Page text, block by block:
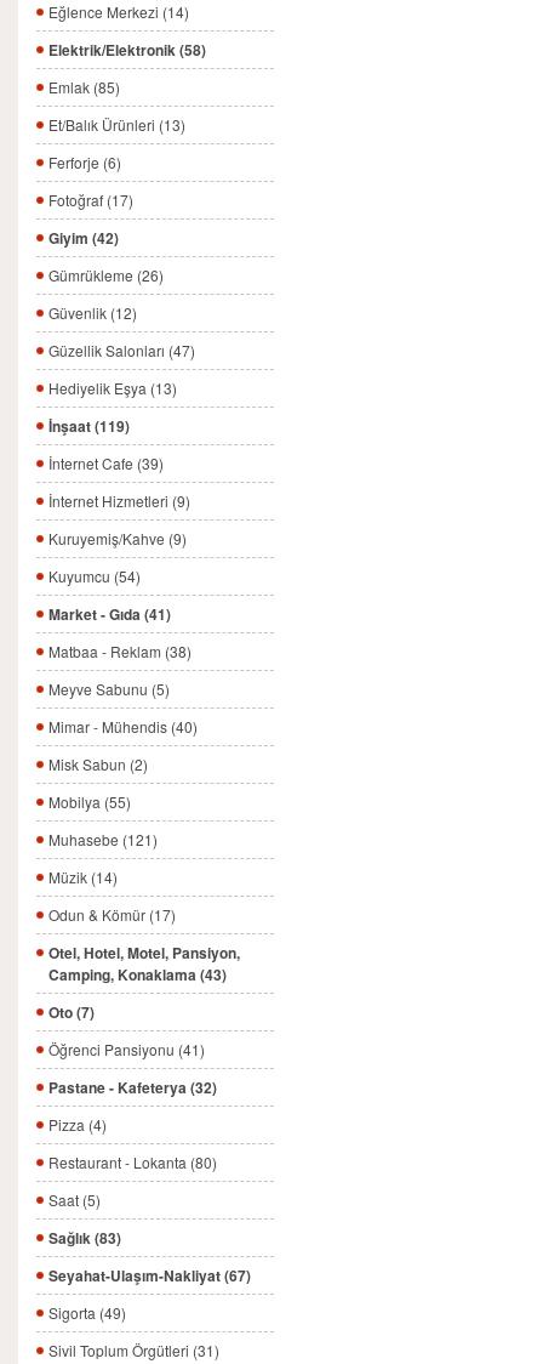
Eğlence Merkezi (14)
Elektrik/Elektronik (58)
Emlak (85)
Et/Balık Ürünleri (13)
Ferforje (6)
Fotoğraf (17)
Giyim (42)
Gümrükleme (26)
Güvenlik (12)
Güzellik Salonları (47)
Hediyelik Eşya (13)
İnşaat (119)
İnternet Cafe (39)
İnternet Hizmetleri (9)
Kuruyemiş/Kahve (9)
Kuyumcu (54)
Market - Gıda (41)
Matbaa - Reklam (38)
Meyve Sabunu (5)
Mimar - Mühendis (40)
Misk Sabun (2)
Mobilya (55)
Muhasebe (121)
Müzik (14)
Odun & Kömür (17)
Otel, Hotel, Motel, Pansiyon,
Camping, Konaklama (43)
Oto (7)
Öğrenci Pansiyonu (41)
Pastane - Kafeterya (32)
Pizza (4)
Restaurant - Lokanta (80)
Saat (5)
Sağlık (83)
Seyahat-Ulaşım-Nakliyat (67)
Sigorta (49)
Sivil Toplum Örgütleri (31)